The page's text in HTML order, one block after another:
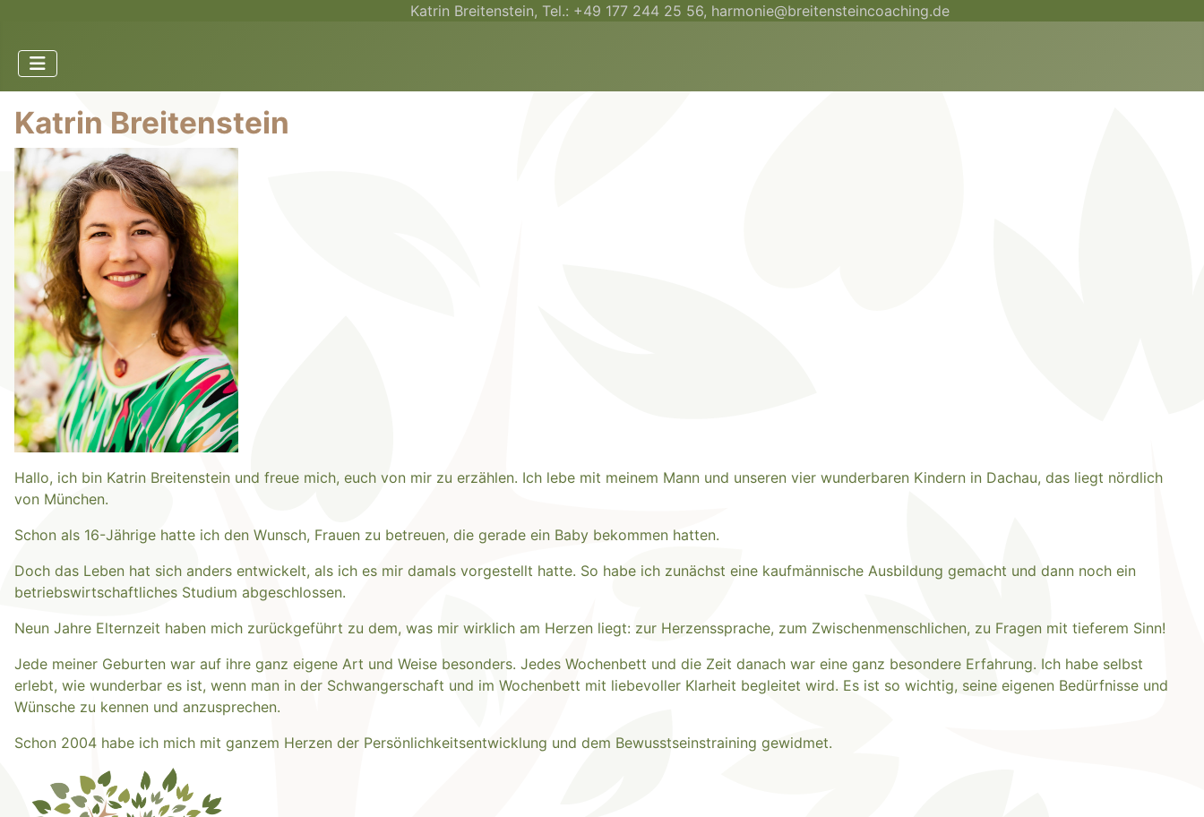
Katrin Breitenstein, Tel.: +49 177 244 25 56, harmonie@breitensteincoaching.de
Katrin Breitenstein
Hallo, ich bin Katrin Breitenstein und freue mich, euch von mir zu erzählen. Ich lebe mit meinem Mann und unseren vier wunderbaren Kindern in Dachau, das liegt nördlich
von München.
Schon als 16-Jährige hatte ich den Wunsch, Frauen zu betreuen, die gerade ein Baby bekommen hatten.
Doch das Leben hat sich anders entwickelt, als ich es mir damals vorgestellt hatte. So habe ich zunächst eine kaufmännische Ausbildung gemacht und dann noch ein
betriebswirtschaftliches Studium abgeschlossen.
Neun Jahre Elternzeit haben mich zurückgeführt zu dem, was mir wirklich am Herzen liegt: zur Herzenssprache, zum Zwischenmenschlichen, zu Fragen mit tieferem Sinn!
Jede meiner Geburten war auf ihre ganz eigene Art und Weise besonders. Jedes Wochenbett und die Zeit danach war eine ganz besondere Erfahrung. Ich habe selbst
erlebt, wie wunderbar es ist, wenn man in der Schwangerschaft und im Wochenbett mit liebevoller Klarheit begleitet wird. Es ist so wichtig, seine eigenen Bedürfnisse und
Wünsche zu kennen und anzusprechen.
Schon 2004 habe ich mich mit ganzem Herzen der Persönlichkeitsentwicklung und dem Bewusstseinstraining gewidmet.